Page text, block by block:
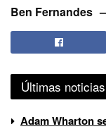
Ben Fernandes
Últimas noticias
Adam Wharton